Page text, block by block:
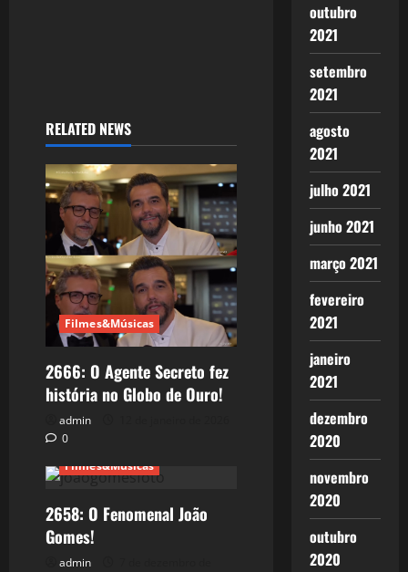
RELATED NEWS
Filmes&Músicas
2666: O Agente Secreto fez
história no Globo de Ouro!
admin
0
Filmes&Músicas
2658: O Fenomenal João
Gomes!
admin
outubro
2021
setembro
2021
agosto
2021
julho 2021
junho 2021
março 2021
fevereiro
2021
janeiro
2021
dezembro
2020
novembro
2020
outubro
2020